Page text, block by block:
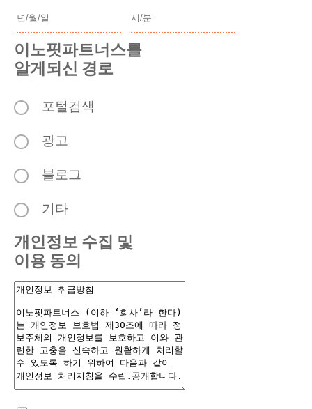
이노핏파트너스를
알게되신 경로
포털검색
광고
블로그
기타
개인정보 수집 및
이용 동의